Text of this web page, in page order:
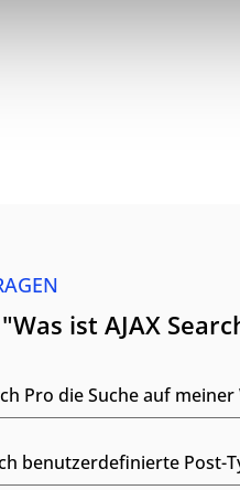
ist AJAX
Pro die Suche auf
benutzerdefinierte